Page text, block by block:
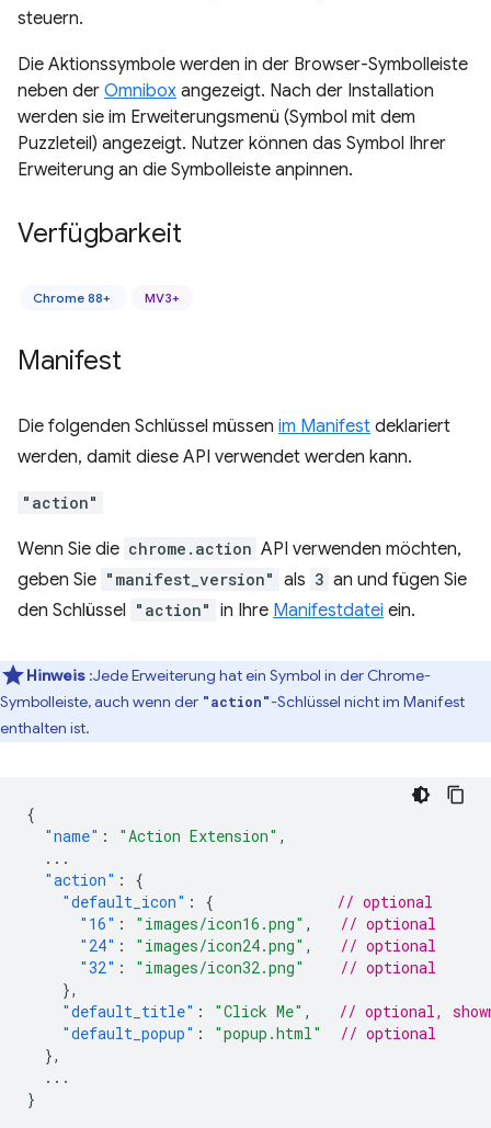
steuern.
Die Aktionssymbole werden in der Browser-Symbolleiste
neben der Omnibox angezeigt. Nach der Installation
werden sie im Erweiterungsmenü (Symbol mit dem
Puzzleteil) angezeigt. Nutzer können das Symbol Ihrer
Erweiterung an die Symbolleiste anpinnen.
Verfügbarkeit
Chrome 88+ MV3+
Manifest
Die folgenden Schlüssel müssen im Manifest deklariert
werden, damit diese API verwendet werden kann.
"action"
Wenn Sie die chrome.action API verwenden möchten,
geben Sie "manifest_version" als 3 an und fügen Sie
den Schlüssel "action" in Ihre Manifestdatei ein.
Hinweis :Jede Erweiterung hat ein Symbol in der Chrome-
Symbolleiste, auch wenn der "action"-Schlüssel nicht im Manifest
enthalten ist.
{
"name" : "Action Extension" ,
...
"action" :
{
"default_icon" : {
// optional
"16" : "images/icon16.png" ,
// optional
"24" : "images/icon24.png" ,
// optional
"32" : "images/icon32.png"
// optional
},
"default_title" : "Click Me" ,
// optional,
"default_popup" : "popup.html"
// optional
},
...
}